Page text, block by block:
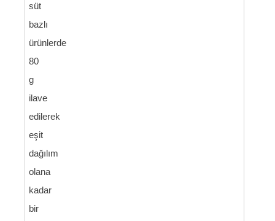
süt
bazlı
ürünlerde
80
g
ilave
edilerek
eşit
dağılım
olana
kadar
bir